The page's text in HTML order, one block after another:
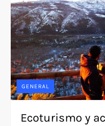
GENERAL
Ecoturismo y